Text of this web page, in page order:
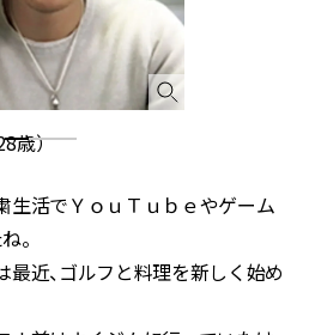
歳）
粛生活でＹｏｕＴｕｂｅやゲーム
。
は最近、ゴルフと料理を新しく始め